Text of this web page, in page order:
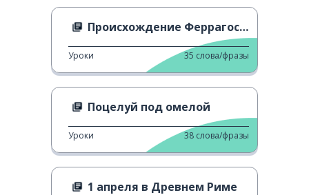
Происхождение Феррагосто
Уроки 35 слова/фразы
Поцелуй под омелой
Уроки 38 слова/фразы
1 апреля в Древнем Риме